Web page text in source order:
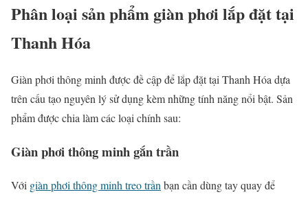
Phân loại sản phẩm giàn phơi lắp đặt tại
Thanh Hóa
Giàn phơi thông minh được đề cập để lắp đặt tại Thanh Hóa dựa
trên cấu tạo nguyên lý sử dụng kèm những tính năng nổi bật. Sản
phẩm được chia làm các loại chính sau:
Giàn phơi thông minh gắn trần
Với giàn phơi thông minh treo trần bạn cần dùng tay quay để